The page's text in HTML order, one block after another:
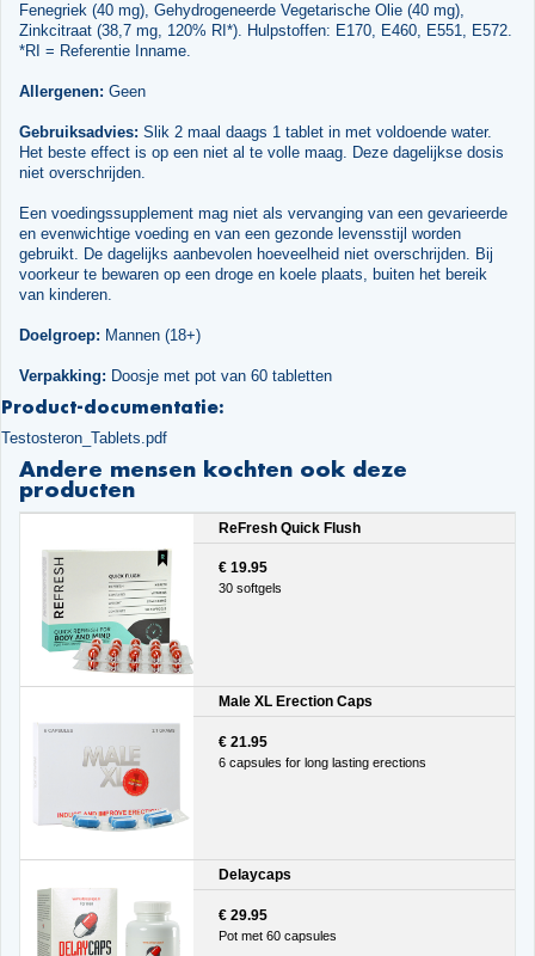
Fenegriek (40 mg), Gehydrogeneerde Vegetarische Olie (40 mg),
Zinkcitraat (38,7 mg, 120% RI*). Hulpstoffen: E170, E460, E551, E572.
*RI = Referentie Inname.
Allergenen: Geen
Gebruiksadvies: Slik 2 maal daags 1 tablet in met voldoende water.
Het beste effect is op een niet al te volle maag. Deze dagelijkse dosis
niet overschrijden.
Een voedingssupplement mag niet als vervanging van een gevarieerde
en evenwichtige voeding en van een gezonde levensstijl worden
gebruikt. De dagelijks aanbevolen hoeveelheid niet overschrijden. Bij
voorkeur te bewaren op een droge en koele plaats, buiten het bereik
van kinderen.
Doelgroep: Mannen (18+)
Verpakking: Doosje met pot van 60 tabletten
Product-documentatie:
Testosteron_Tablets.pdf
Andere mensen kochten ook deze
producten
ReFresh Quick Flush
€ 19.95
30 softgels
Male XL Erection Caps
€ 21.95
6 capsules for long lasting erections
Delaycaps
€ 29.95
Pot met 60 capsules